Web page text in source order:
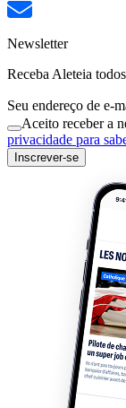
Newsletter
Receba Aleteia
Seu endereço de e-
Aceito receber a
privacidade para
Inscrever-se